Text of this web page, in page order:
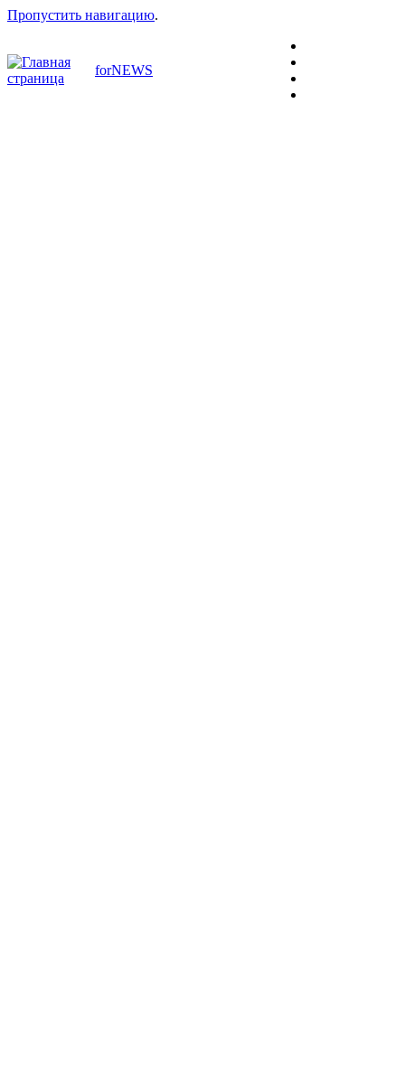
Пропустить навигацию.
forNEWS